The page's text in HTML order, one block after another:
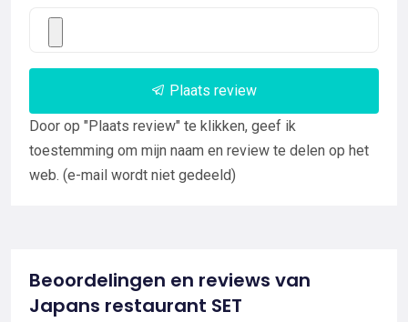
Plaats review
Door op "Plaats review" te klikken, geef ik
toestemming om mijn naam en review te delen op het
web. (e-mail wordt niet gedeeld)
Beoordelingen en reviews van
Japans restaurant SET